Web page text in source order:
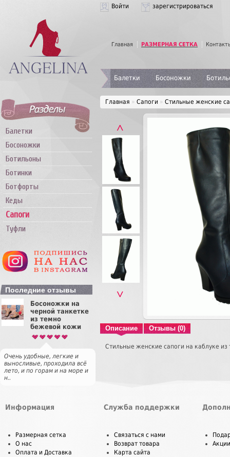
Войти зарегистрироваться
Главная РАЗМЕРНАЯ СЕТКА
Балетки Босоножки
Балетки
Босоножки
Ботильоны
Ботинки
Ботфорты
Кеды
Сапоги
Туфли
Последние отзывы
Босоножки на
черной танкетке
из темно
бежевой кожи
Очень удобные, легкие и
выносливые, проходила всё
лето, и по горам и на море и
н..
Главная » Сапоги » Стильные женские
˄
˅
Описание Отзывы (0)
Стильные женские сапоги на каблуке
Информация
Размерная сетка
О нас
Оплата и Доставка
Служба поддержки
Связаться с нами
Возврат товара
Карта сайта
Акции